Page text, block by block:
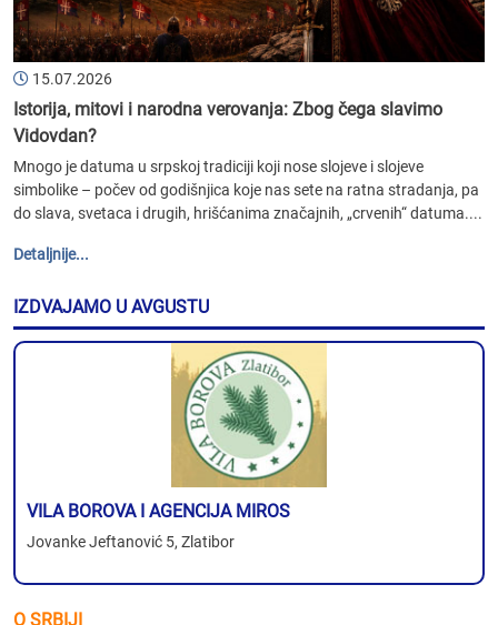
15.07.2026
Istorija, mitovi i narodna verovanja: Zbog čega slavimo
Vidovdan?
Mnogo je datuma u srpskoj tradiciji koji nose slojeve i slojeve
simbolike – počev od godišnjica koje nas sete na ratna stradanja, pa
do slava, svetaca i drugih, hrišćanima značajnih, „crvenih“ datuma....
Detaljnije...
IZDVAJAMO U AVGUSTU
VILA BOROVA I AGENCIJA MIROS
Jovanke Jeftanović 5, Zlatibor
O SRBIJI